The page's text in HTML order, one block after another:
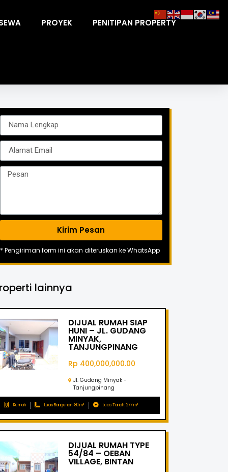
PROYEK PENITIPAN PROPERTY
Kirim Pesan
* Pengiriman form ini akan diteruskan ke WhatsApp
lainnya
DIJUAL RUMAH SIAP
HUNI – JL. GUDANG
MINYAK,
TANJUNGPINANG
Rp 400,000,000.00
Jl. Gudang Minyak -
Tanjungpinang
Rumah Luas Bangunan: 80 m² Luas Tanah: 277 m²
DIJUAL RUMAH TYPE
54/84 – OEBAN
VILLAGE, BINTAN